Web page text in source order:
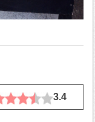
3.4